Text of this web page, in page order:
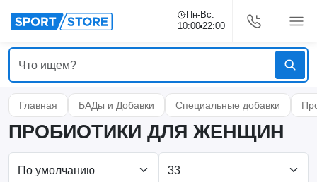
Пн-Вс:
10:00 22:00
Главная БАДы и Добавки Специальные добавки
ПРОБИОТИКИ ДЛЯ ЖЕНЩИН